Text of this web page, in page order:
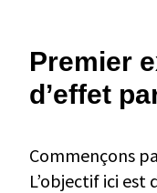
Premier
d’effet
Commençons
L’objectif ici est